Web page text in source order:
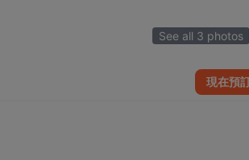
See all 3 photos
現在預